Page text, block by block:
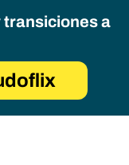
transiciones a